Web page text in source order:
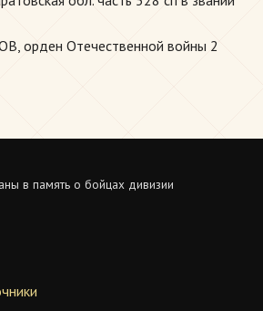
орден Отечественной войны 2
в память о бойцах дивизии